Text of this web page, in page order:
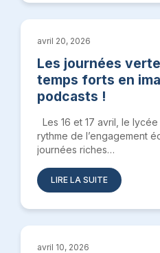
avril 20, 2026
Les journées
temps forts en
podcasts !
Les 16 et 17 avril, le
rythme de l’engagement
journées riches…
LIRE LA SUITE
avril 10, 2026